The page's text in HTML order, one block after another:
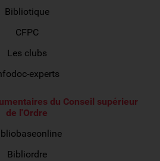
Bibliotique
CFPC
Les clubs
experts
du Conseil supérieur
de l'Ordre
Bibliordre